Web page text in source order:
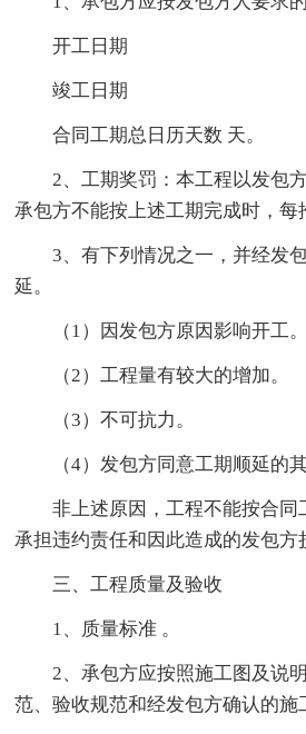
开工日期
竣工日期
合同工期总日历天数 天。
2、工期奖罚：本工程以发包
承包方不能按上述工期完成时，每
3、有下列情况之一，并经发
延。
（1）因发包方原因影响开工。
（2）工程量有较大的增加。
（3）不可抗力。
（4）发包方同意工期顺延的
非上述原因，工程不能按合同
承担违约责任和因此造成的发包方
三、工程质量及验收
1、质量标准 。
2、承包方应按照施工图及说
范、验收规范和经发包方确认的施